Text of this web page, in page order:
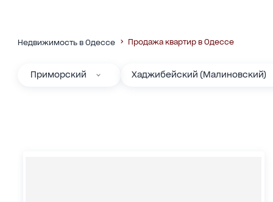
Недвижимость в Одессе Продажа квартир в Одессе
Приморский Хаджибейский (Малиновский)